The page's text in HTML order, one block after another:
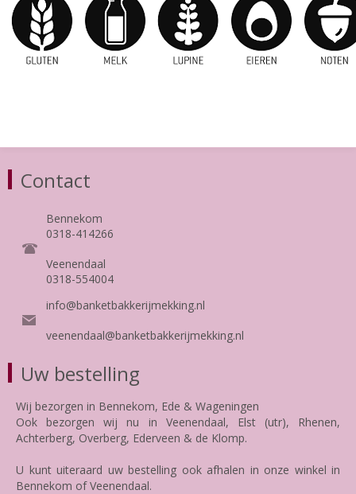
Contact
Bennekom
0318-414266
Veenendaal
0318-554004
info@banketbakkerijmekking.nl
veenendaal@banketbakkerijmekking.nl
Uw bestelling
Wij bezorgen in Bennekom, Ede & Wageningen
Ook bezorgen wij nu in Veenendaal, Elst (utr), Rhenen,
Achterberg, Overberg, Ederveen & de Klomp.
U kunt uiteraard uw bestelling ook afhalen in onze winkel in
Bennekom of Veenendaal.